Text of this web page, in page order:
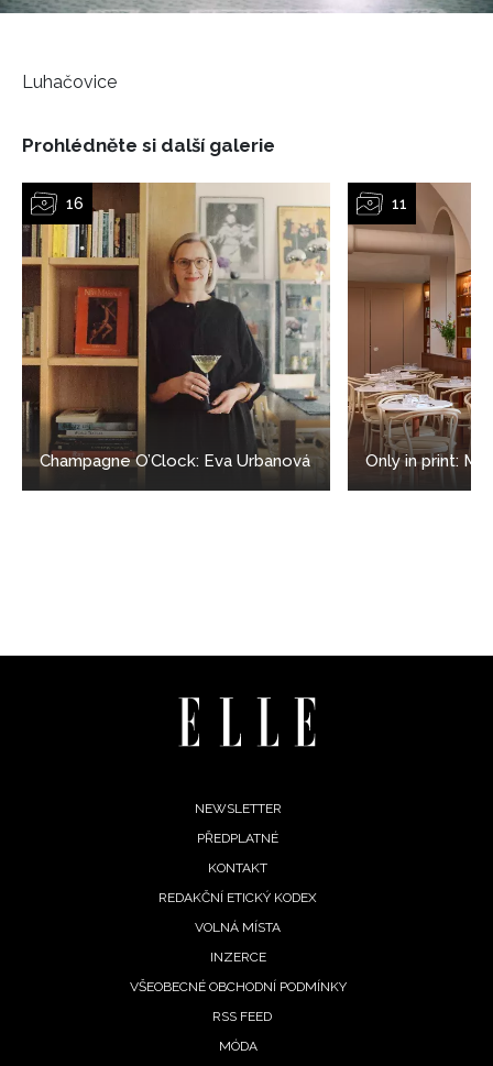
NEWSLETTER
ODESLAT
Přihlášením k newsletteru souhlasíte s
Obchodními
podmínkami společnosti BurdaMedia Extra s.r.o.a
potvrzujete, že jste se seznámili seZásadami
ochrany soukromí- BurdaMedia Extra s.r.o. bude s
soukromí BurdaMedia Extra s.r.o., zaškrtněte toto pole.
Luhačovice
Prohlédněte si další galerie
Champagne O’Clock: Eva Urbanová Only in print:
NEWSLETTER
PŘEDPLATNÉ
KONTAKT
REDAKČNÍ ETICKÝ KODEX
VOLNÁ MÍSTA
INZERCE
VŠEOBECNÉ OBCHODNÍ PODMÍNKY
RSS FEED
MÓDA